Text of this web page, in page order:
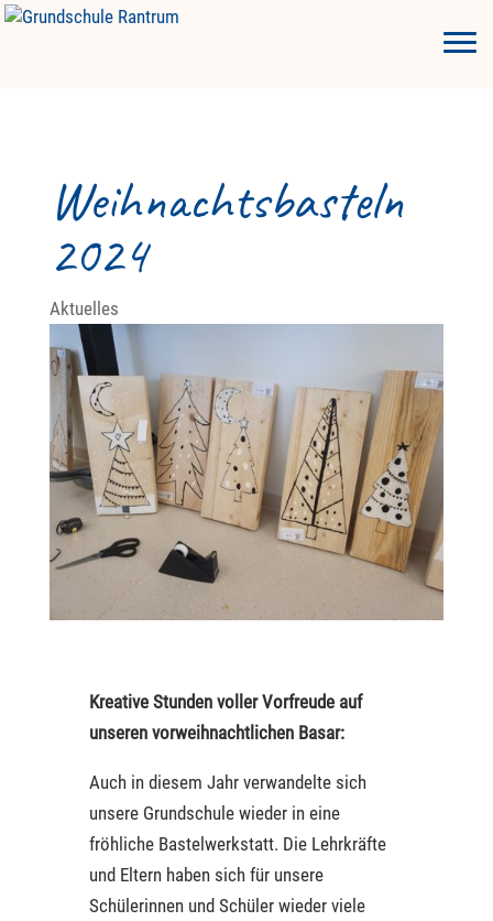
Weihnachtsbasteln
2024
Aktuelles
Kreative Stunden voller Vorfreude auf
unseren vorweihnachtlichen Basar:
Auch in diesem Jahr verwandelte sich
unsere Grundschule wieder in eine
fröhliche Bastelwerkstatt. Die Lehrkräfte
und Eltern haben sich für unsere
Schülerinnen und Schüler wieder viele